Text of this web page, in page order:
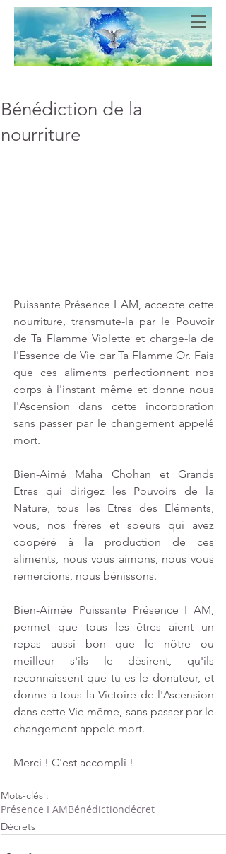
Bien-Aimés
COEURS DE LUMIERE
Bénédiction de la
nourriture
Puissante Présence I AM, accepte cette
nourriture, transmute-la par le Pouvoir
de Ta Flamme Violette et charge-la de
l'Essence de Vie par Ta Flamme Or. Fais
que ces aliments perfectionnent nos
corps à l'instant même et donne nous
l'Ascension dans cette incorporation
sans passer par le changement appelé
mort.
Bien-Aimé Maha Chohan et Grands
Etres qui dirigez les Pouvoirs de la
Nature, tous les Etres des Eléments,
vous, nos frères et soeurs qui avez
coopéré à la production de ces
aliments, nous vous aimons, nous vous
remercions, nous bénissons.
Bien-Aimée Puissante Présence I AM,
permet que tous les êtres aient un
repas aussi bon que le nôtre ou
meilleur s'ils le désirent, qu'ils
reconnaissent que tu es le donateur, et
donne à tous la Victoire de l'Ascension
dans cette Vie même, sans passer par le
changement appelé mort.
Merci ! C'est accompli !
Mots-clés :
Présence I AMBénédictiondécret
Décrets